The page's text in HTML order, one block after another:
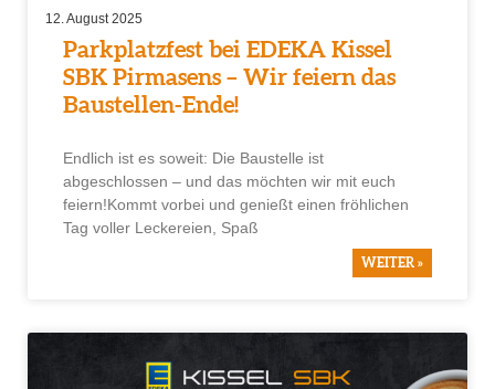
Parkplatzfest bei EDEKA Kissel
SBK Pirmasens – Wir feiern das
Baustellen-Ende!
Endlich ist es soweit: Die Baustelle ist
abgeschlossen – und das möchten wir mit euch
feiern!Kommt vorbei und genießt einen fröhlichen
Tag voller Leckereien, Spaß
WEITER »
12. August 2025